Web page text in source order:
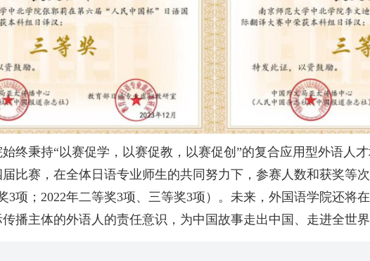
终秉持“以赛促学，以赛促教，以赛促创”的复合应用型外语人
比赛，在全体日语专业师生的共同努力下，参赛人数和获奖等
3项；2022年二等奖3项、三等奖3项）。未来，外国语学院还将
播主体的外语人的责任意识，为中国故事走出中国、走进全世